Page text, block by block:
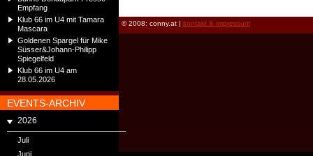
Empfang
Klub 66 im U4 mit Tamara
Mascara
Goldenen Spargel für Mike
Süsser&Johann-Philipp
Spiegelfeld
Klub 66 im U4 am
28.05.2026
EVENTS-ARCHIV
2026
Juli
Juni
© 2008: conny.at | kontakt & impressum